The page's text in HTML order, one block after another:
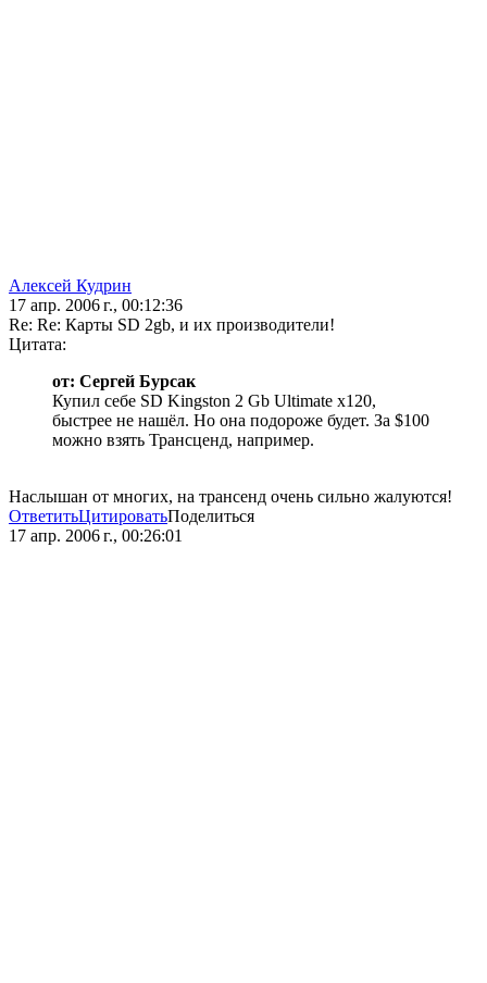
Алексей Кудрин
17 апр. 2006 г., 00:12:36
Re: Re: Карты SD 2gb, и их производители!
Цитата:
от: Сергей Бурсак
Купил себе SD Kingston 2 Gb Ultimate x120,
быстрее не нашёл. Но она подороже будет. За $100
можно взять Трансценд, например.
Наслышан от многих, на трансенд очень сильно жалуются!
ОтветитьЦитироватьПоделиться
17 апр. 2006 г., 00:26:01